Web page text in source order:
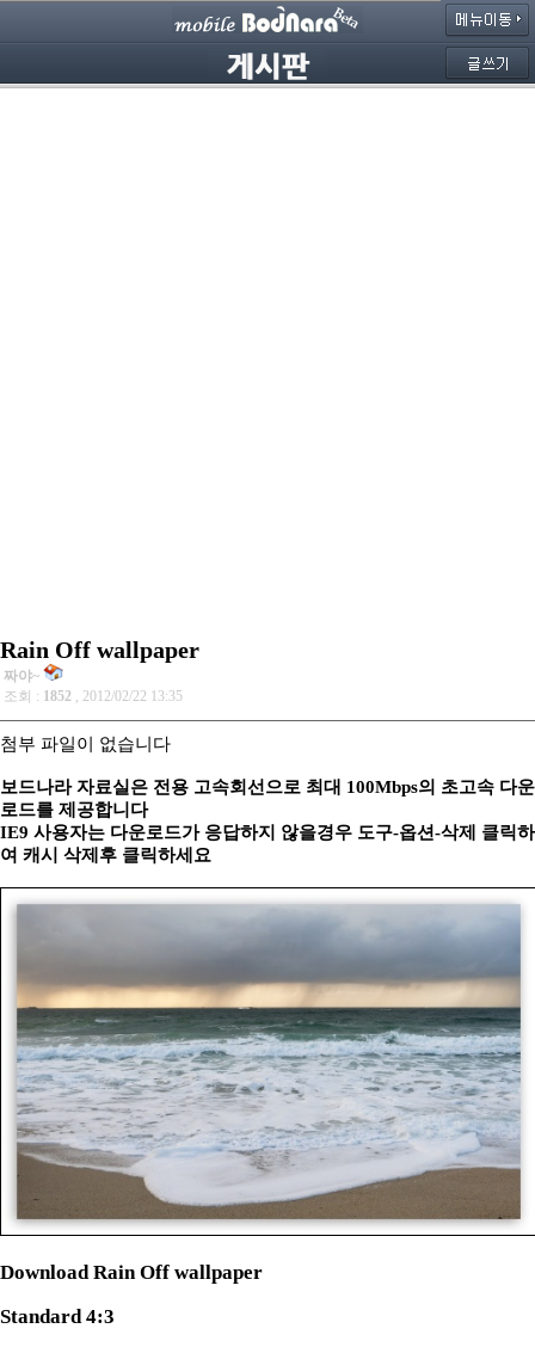
Rain Off wallpaper
짜야~
조회 : 1852 , 2012/02/22 13:35
첨부 파일이 없습니다
보드나라 자료실은 전용 고속회선으로 최대 100Mbps의 초고속 다운
로드를 제공합니다
IE9 사용자는 다운로드가 응답하지 않을경우 도구-옵션-삭제 클릭하
여 캐시 삭제후 클릭하세요
Download Rain Off wallpaper
Standard 4:3